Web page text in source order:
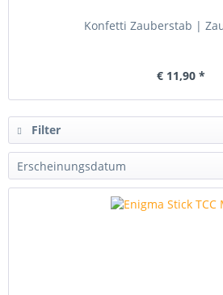
Konfetti Zauberstab |
€ 11,90 *
Filter